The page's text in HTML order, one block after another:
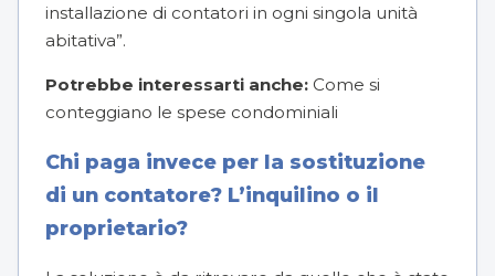
installazione di contatori in ogni singola unità
abitativa”.
Potrebbe interessarti anche: Come si
conteggiano le spese condominiali
Chi paga invece per la sostituzione
di un contatore? L’inquilino o il
proprietario?